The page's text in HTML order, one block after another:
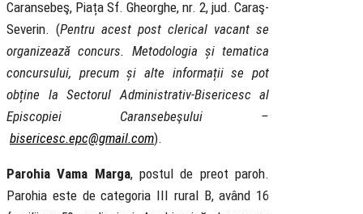
Caransebeş, Piața Sf. Gheorghe, nr. 2, jud. Caraş-
Severin. (Pentru acest post clerical vacant se
organizează concurs. Metodologia și tematica
concursului, precum și alte informații se pot
obține la Sectorul Administrativ-Bisericesc al
Episcopiei Caransebeşului –
bisericesc.epc@gmail.com).
Parohia Vama Marga, postul de preot paroh.
Parohia este de categoria III rural B, având 16